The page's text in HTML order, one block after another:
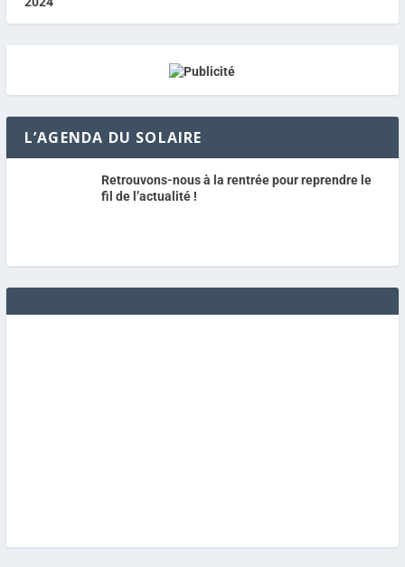
L’AGENDA DU SOLAIRE
Retrouvons-nous à la rentrée pour reprendre le
fil de l’actualité !